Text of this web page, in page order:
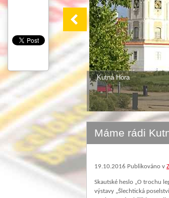
Kutná Hora
Máme rádi
19.10.2016 Publikováno v
Skautské heslo „O trochu
výstavy „Šlechtická